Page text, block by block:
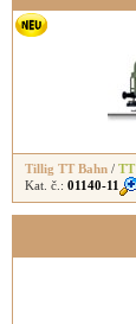
Tillig TT Bahn / TT
Kat. č.: 01140-11